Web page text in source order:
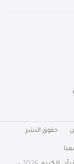
حقوق النشر